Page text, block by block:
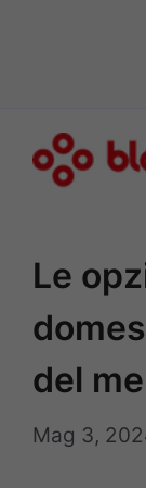
Le
del
Mag 3,